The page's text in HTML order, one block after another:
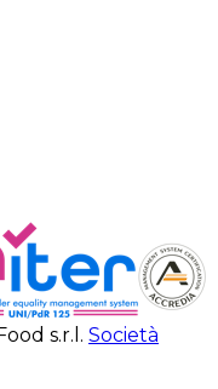
s.r.l. Società